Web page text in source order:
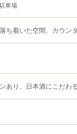
車場
ち着いた空間、カウン
あり、日本酒にこだわ